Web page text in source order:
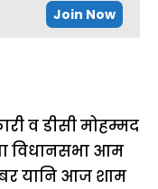
Join Now
व डीसी मोहम्मद
विधानसभा आम
यानि आज शाम